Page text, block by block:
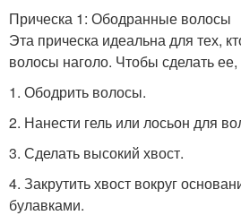
Прическа 1: Ободранные волосы
Эта прическа идеальна для тех,
волосы наголо. Чтобы сделать
1. Ободрить волосы.
2. Нанести гель или лосьон для
3. Сделать высокий хвост.
4. Закрутить хвост вокруг
булавками.